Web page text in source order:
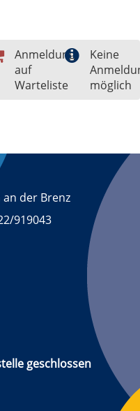
Anmeldung
auf
Warteliste
Keine
möglich
der Brenz
919043
geschlossen